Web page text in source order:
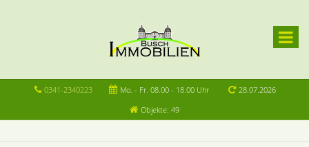
0341-2340223 Mo. - Fr. 08.00 - 18.00 Uhr
28.07.2026
Objekte: 49